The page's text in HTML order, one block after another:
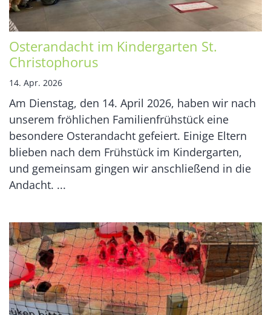
Osterandacht im Kindergarten St.
Christophorus
14. Apr. 2026
Am Dienstag, den 14. April 2026, haben wir nach
unserem fröhlichen Familienfrühstück eine
besondere Osterandacht gefeiert. Einige Eltern
blieben nach dem Frühstück im Kindergarten,
und gemeinsam gingen wir anschließend in die
Andacht. ...